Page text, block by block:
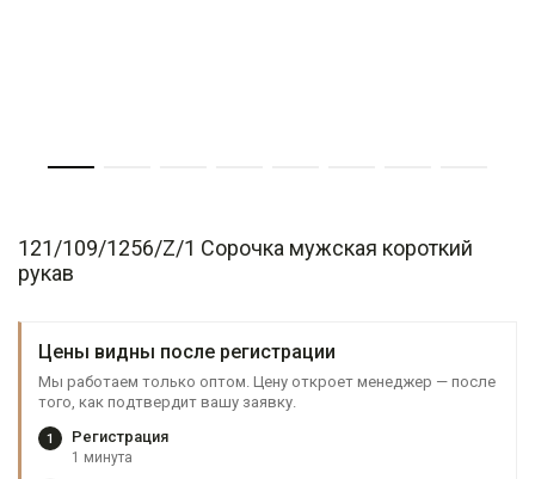
121/109/1256/Z/1 Сорочка мужская короткий
рукав
Цены видны после регистрации
Мы работаем только оптом. Цену откроет менеджер — после
того, как подтвердит вашу заявку.
1 Регистрация
1 минута